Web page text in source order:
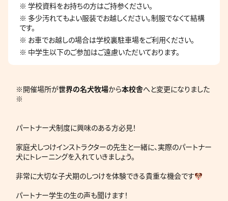
※ 学校資料をお持ちの方はご持参ください。
※ 多少汚れてもよい服装でお越しください。制服でなくて結構
です。
※ お車でお越しの場合は学校裏駐車場をご利用ください。
※ 中学生以下のご参加はご遠慮いただいております。
※開催場所が世界の名犬牧場から本校舎へと変更になりました
※
パートナー犬制度に興味のある方必見！
家庭犬しつけインストラクターの先生と一緒に、実際のパートナー
犬にトレーニングを入れていきましょう。
非常に大切な子犬期のしつけを体験できる貴重な機会です
パートナー学生の生の声も聞けます！